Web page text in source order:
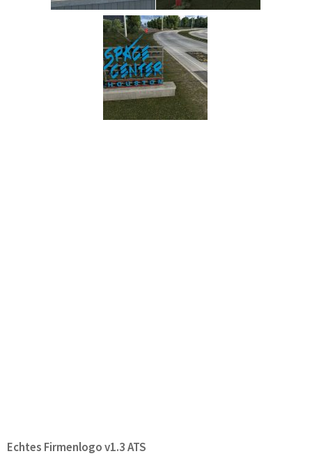
Echtes Firmenlogo v1.3 ATS